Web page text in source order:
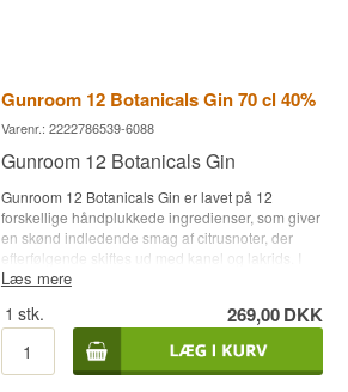
Gunroom 12 Botanicals Gin 70 cl 40%
Varenr.: 2222786539-6088
Gunroom 12 Botanicals Gin
Gunroom 12 Botanicals Gin er lavet på 12
forskellige håndplukkede ingredienser, som giver
en skønd indledende smag af citrusnoter, der
efterfølgende skiftes ud med kanel og lakrids. I
afslutningen fornemmes en kraftigere smag af
Destilleri: Gunroom • Navn: Gunroom 12
Botanicals • Botanicals: Enebær mm. • Land:
England • Type: London Dry Gin • Alc. styrke:
40% • 70 cl.
Læs mere
1 stk. 269,00DKK